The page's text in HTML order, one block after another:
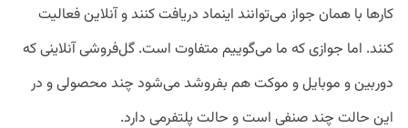
کارها با همان جواز می‌توانند اینماد دریافت کنند و آنلاین فعالیت
کنند. اما جوازی که ما می‌گوییم متفاوت است. گل‌فروشی آنلاینی که
دوربین و موبایل و موکت هم بفروشد می‌شود چند محصولی و در
این حالت چند صنفی است و حالت پلتفرمی دارد.